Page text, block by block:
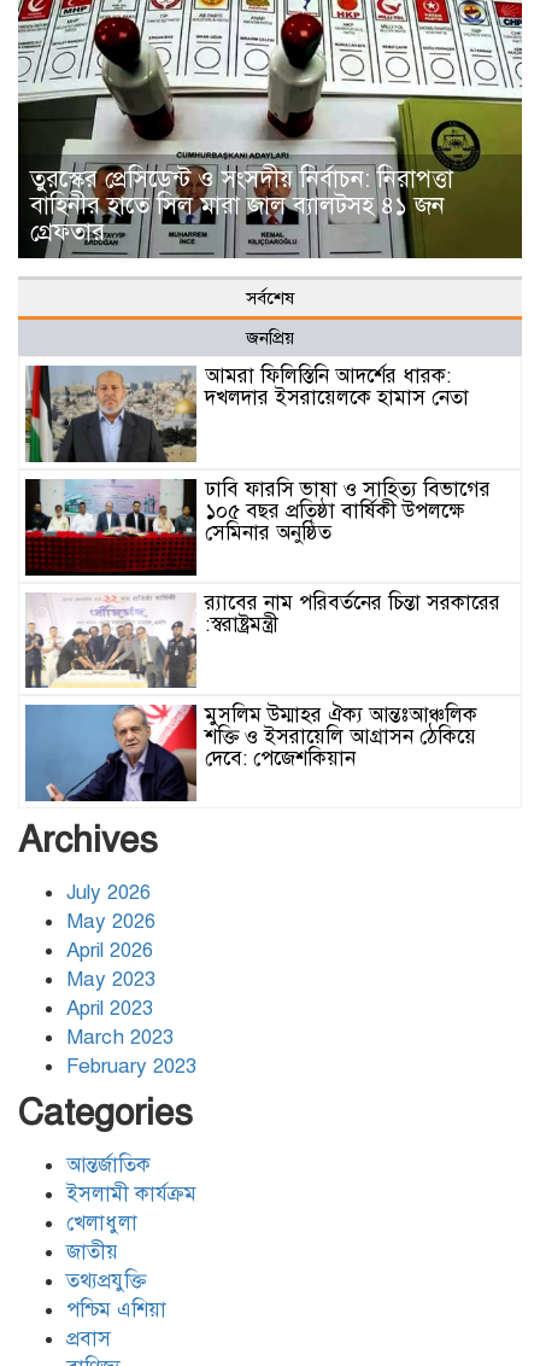
তুরস্কের প্রেসিডেন্ট ও সংসদীয় নির্বাচন: নিরাপত্তা
বাহিনীর হাতে সিল মারা জাল ব্যালটসহ ৪১ জন
গ্রেফতার
সর্বশেষ
জনপ্রিয়
আমরা ফিলিস্তিনি আদর্শের ধারক:
দখলদার ইসরায়েলকে হামাস নেতা
ঢাবি ফারসি ভাষা ও সাহিত্য বিভাগের
১০৫ বছর প্রতিষ্ঠা বার্ষিকী উপলক্ষে
সেমিনার অনুষ্ঠিত
র‌্যাবের নাম পরিবর্তনের চিন্তা সরকারের
:স্বরাষ্ট্রমন্ত্রী
মুসলিম উম্মাহর ঐক্য আন্তঃআঞ্চলিক
শক্তি ও ইসরায়েলি আগ্রাসন ঠেকিয়ে
দেবে: পেজেশকিয়ান
Archives
July 2026
May 2026
April 2026
May 2023
April 2023
March 2023
February 2023
Categories
আন্তর্জাতিক
ইসলামী কার্যক্রম
খেলাধুলা
জাতীয়
তথ্যপ্রযুক্তি
পশ্চিম এশিয়া
প্রবাস